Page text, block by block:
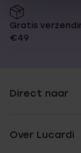
Gratis
€49
Direct naar
Over Lucardi